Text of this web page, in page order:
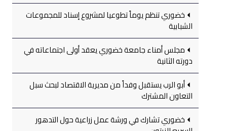
خضوري تنظم يوماً تطوعيا لمشروع إسناد للمجموعات
الشبابية
مجلس أمناء جامعة خضوري يعقد أولى اجتماعاته في
دورته الثانية
أبو الرب يستقبل وفداً من مديرية الاقتصاد لبحث سبل
التعاون المشترك
خضوري تشارك في ورشة عمل زراعية حول التدهور